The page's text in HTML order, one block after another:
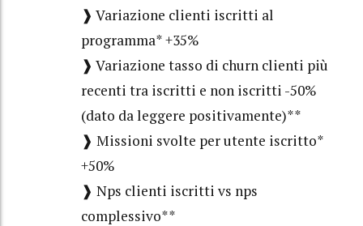
❱ Variazione clienti iscritti al
programma* +35%
❱ Variazione tasso di churn clienti più
recenti tra iscritti e non iscritti -50%
(dato da leggere positivamente)**
❱ Missioni svolte per utente iscritto*
+50%
❱ Nps clienti iscritti vs nps
complessivo**